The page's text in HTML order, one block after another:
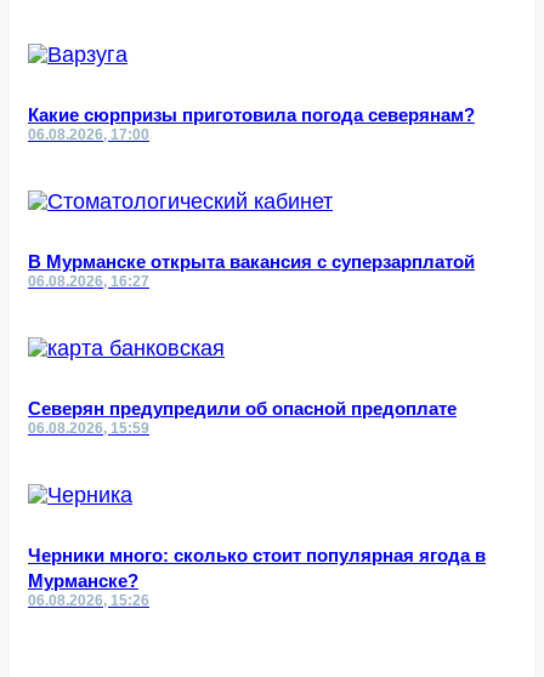
Какие сюрпризы приготовила погода северянам?
06.08.2026, 17:00
В Мурманске открыта вакансия с суперзарплатой
06.08.2026, 16:27
Северян предупредили об опасной предоплате
06.08.2026, 15:59
Черники много: сколько стоит популярная ягода в
Мурманске?
06.08.2026, 15:26